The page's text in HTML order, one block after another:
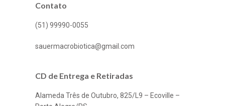
Contato
(51) 99990-0055
sauermacrobiotica@gmail.com
CD de Entrega e Retiradas
Alameda Três de Outubro, 825/L9 – Ecoville –